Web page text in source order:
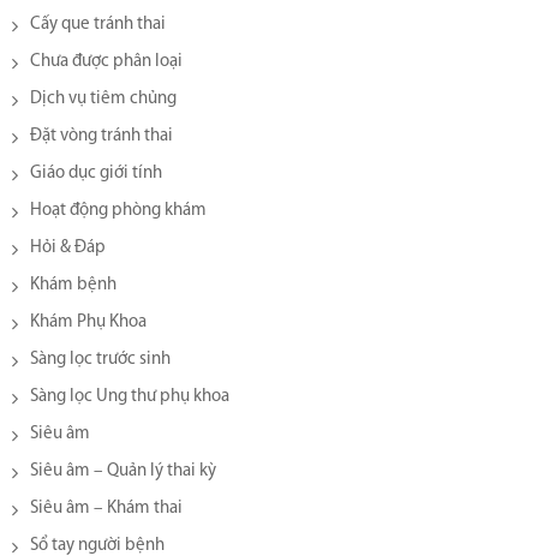
Cấy que tránh thai
Chưa được phân loại
Dịch vụ tiêm chủng
Đặt vòng tránh thai
Giáo dục giới tính
Hoạt động phòng khám
Hỏi & Đáp
Khám bệnh
Khám Phụ Khoa
Sàng lọc trước sinh
Sàng lọc Ung thư phụ khoa
Siêu âm
Siêu âm – Quản lý thai kỳ
Siêu âm – Khám thai
Sổ tay người bệnh